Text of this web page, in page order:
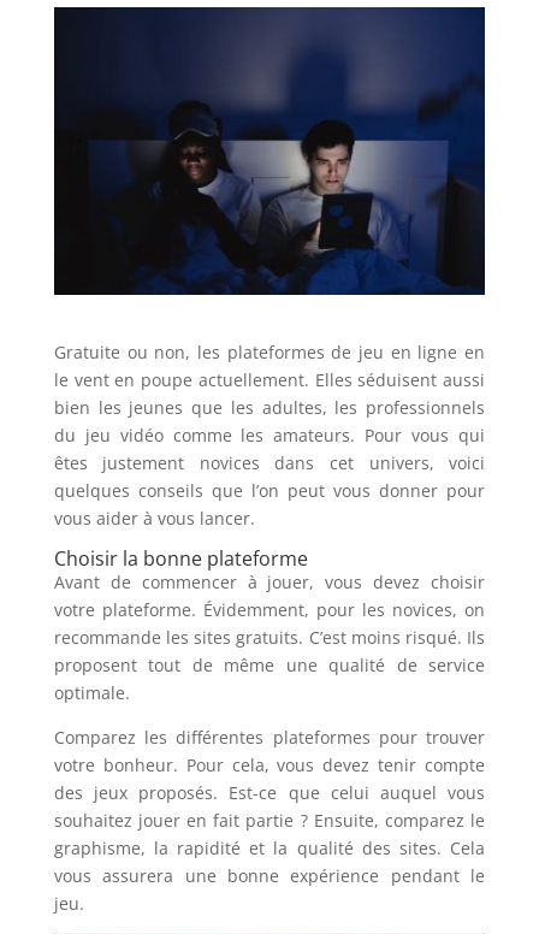
Gratuite ou non, les plateformes de jeu en ligne en
le vent en poupe actuellement. Elles séduisent aussi
bien les jeunes que les adultes, les professionnels
du jeu vidéo comme les amateurs. Pour vous qui
êtes justement novices dans cet univers, voici
quelques conseils que l’on peut vous donner pour
vous aider à vous lancer.
Choisir la bonne plateforme
Avant de commencer à jouer, vous devez choisir
votre plateforme. Évidemment, pour les novices, on
recommande les sites gratuits. C’est moins risqué. Ils
proposent tout de même une qualité de service
optimale.
Comparez les différentes plateformes pour trouver
votre bonheur. Pour cela, vous devez tenir compte
des jeux proposés. Est-ce que celui auquel vous
souhaitez jouer en fait partie ? Ensuite, comparez le
graphisme, la rapidité et la qualité des sites. Cela
vous assurera une bonne expérience pendant le
jeu.